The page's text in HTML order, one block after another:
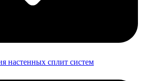
настенных сплит систем